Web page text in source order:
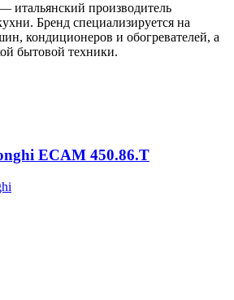
итальянский производитель
Бренд специализируется на
кондиционеров и обогревателей, а
бытовой техники.
ECAM 450.86.T